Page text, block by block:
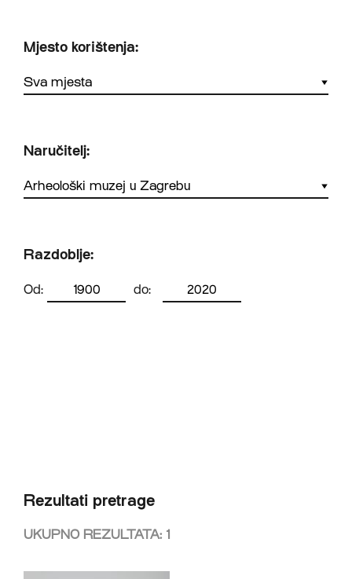
Mjesto korištenja:
Naručitelj:
Razdoblje:
Od: do:
Rezultati pretrage
UKUPNO REZULTATA: 1